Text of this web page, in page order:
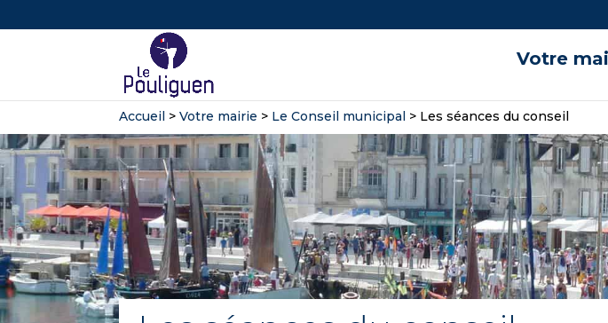
Votre
Accueil >Votre mairie > Le Conseil municipal > Les séances du conseil